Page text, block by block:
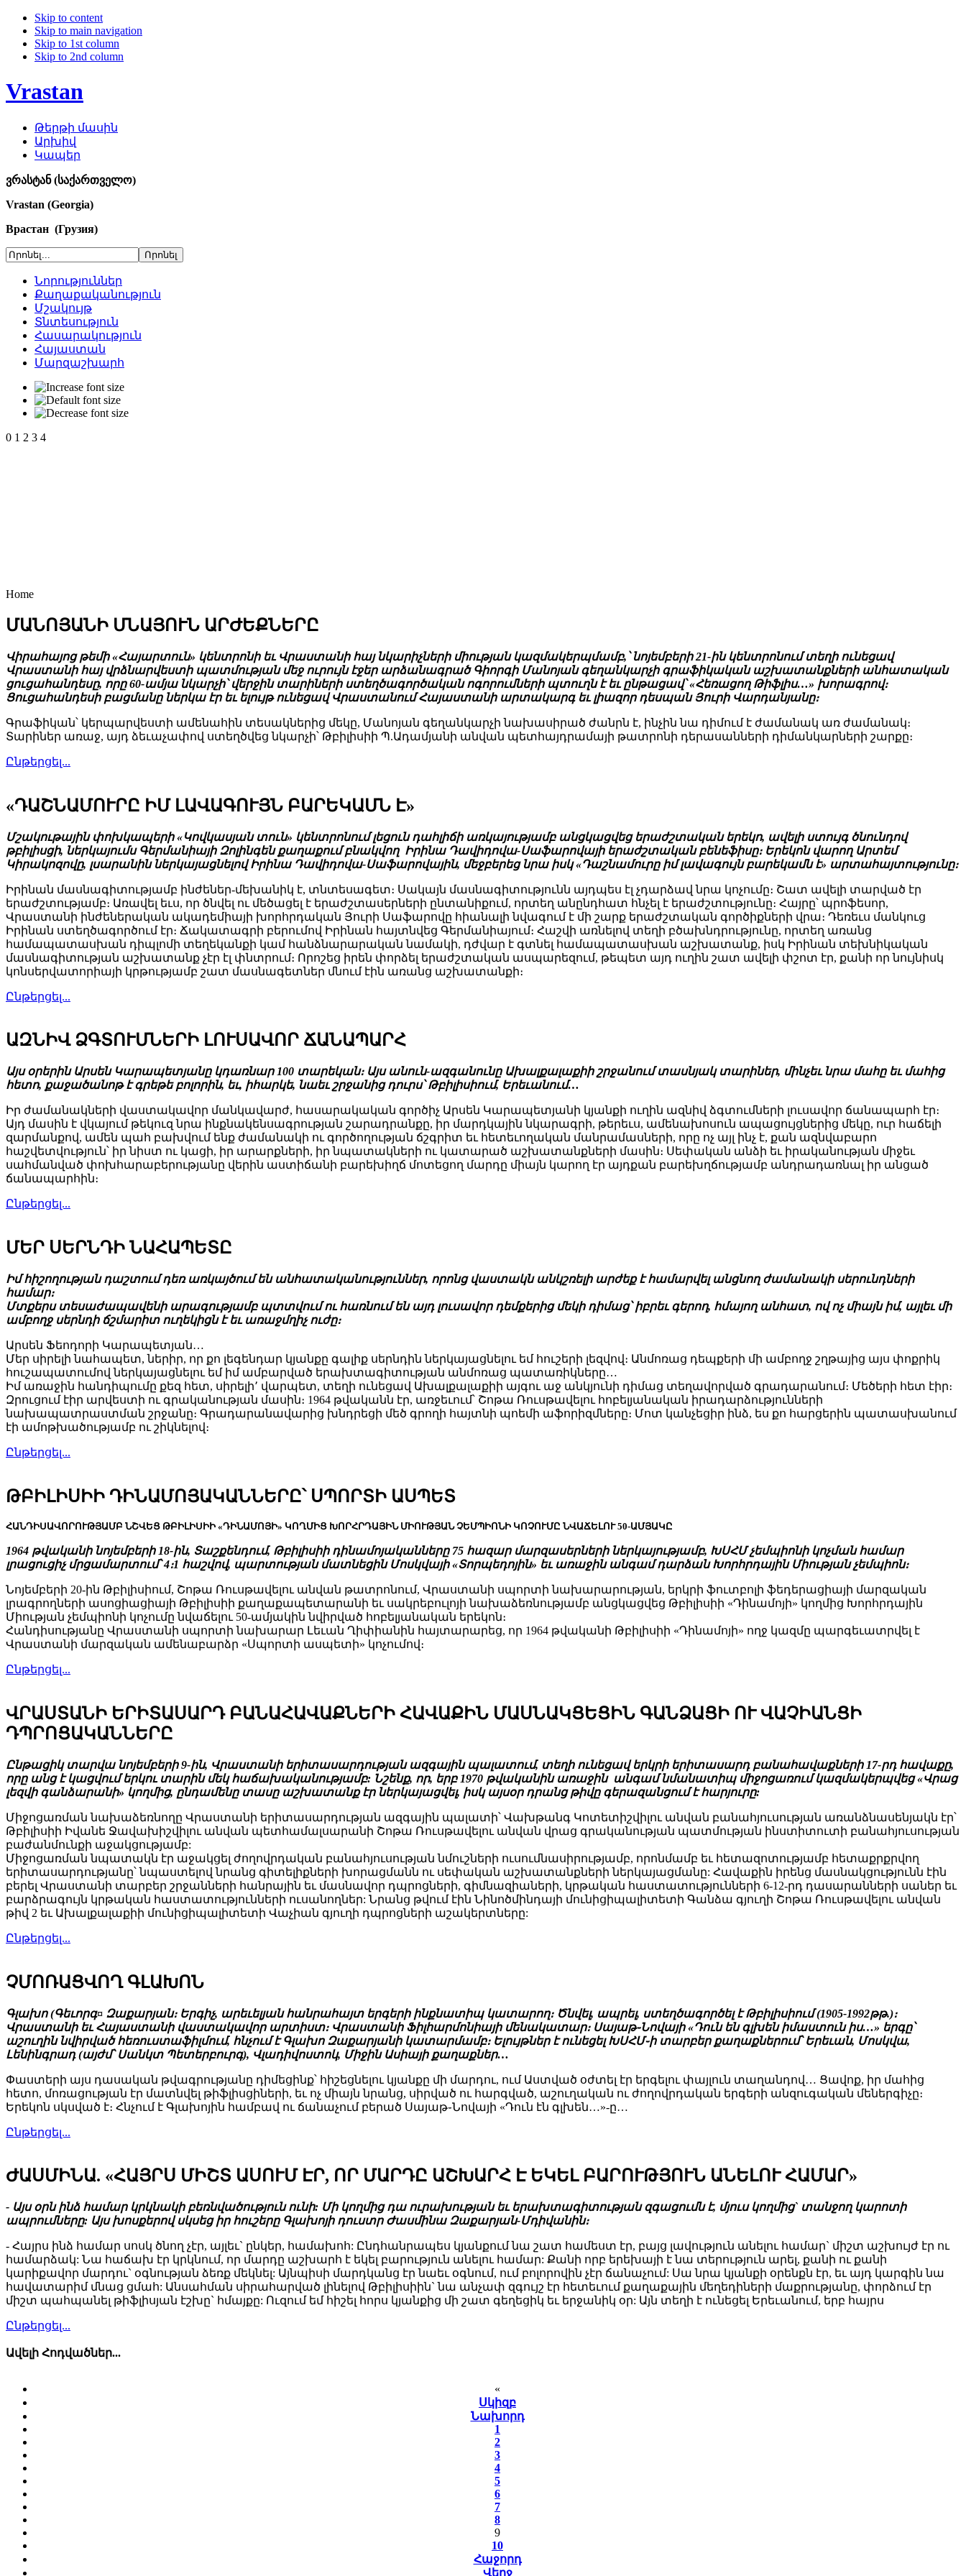
Skip to content
Skip to main navigation
Skip to 1st column
Skip to 2nd column
Vrastan
Թերթի մասին
Արխիվ
Կապեր
ვრასტან (საქართველო)
Vrastan (Georgia)
Врастан (Грузия)
Նորություններ
Քաղաքականություն
Մշակույթ
Տնտեսություն
Հասարակություն
Հայաստան
Մարզաշխարհ
0 1 2 3 4
Home
ՄԱՆՈՅԱՆԻ ՄՆԱՅՈՒՆ ԱՐԺԵՔՆԵՐԸ
Վիրահայոց թեմի «Հայարտուն» կենտրոնի եւ Վրաստանի հայ նկարիչների միության կազմակերպմամբ,՝ նոյեմբերի 21-ին կենտրոնում տեղի ունեցավ
Վրաստանի հայ վրձնարվեստի պատմության մեջ ուրույն էջեր արձանագրած Գիորգի Մանոյան գեղանկարչի գրաֆիկական աշխատանքների անհատական
ցուցահանդեսը, որը 60-ամյա նկարչի՝ վերջին տարիների ստեղծագործական ոգորումների պտուղն է եւ ընթացավ՝ «Հեռացող Թիֆլիս…» խորագրով։
Ցուցահանդեսի բացմանը ներկա էր եւ ելույթ ունեցավ Վրաստանում Հայաստանի արտակարգ եւ լիազոր դեսպան Յուրի Վարդանյանը։
Գրաֆիկան՝ կերպարվեստի ամենահին տեսակներից մեկը, Մանոյան գեղանկարչի նախասիրած ժանրն է, ինչին նա դիմում է ժամանակ առ ժամանակ։
Տարիներ առաջ, այդ ձեւաչափով ստեղծվեց նկարչի՝ Թբիլիսիի Պ.Ադամյանի անվան պետհայդրամայի թատրոնի դերասանների դիմանկարների շարքը։
Ընթերցել...
«ԴԱՇՆԱՄՈՒՐԸ ԻՄ ԼԱՎԱԳՈՒՅՆ ԲԱՐԵԿԱՄՆ Է»
Մշակութային փոխկապերի «Կովկասյան տուն» կենտրոնում լեցուն դահլիճի առկայությամբ անցկացվեց երաժշտական երեկո, ավելի ստույգ ծնունդով
թբիլիսցի, ներկայումս Գերմանիայի Զոլինգեն քաղաքում բնակվող Իրինա Դավիդովա-Սաֆարովայի երաժշտական բենեֆիսը։ Երեկոն վարող Արտեմ
Կիրակոզովը, լսարանին ներկայացնելով Իրինա Դավիդովա-Սաֆարովային, մեջբերեց նրա իսկ «Դաշնամուրը իմ լավագույն բարեկամն է» արտահայտությունը։
Իրինան մասնագիտությամբ ինժեներ-մեխանիկ է, տնտեսագետ։ Սակայն մասնագիտությունն այդպես էլ չդարձավ նրա կոչումը։ Շատ ավելի տարված էր
երաժշտությամբ։ Առավել եւս, որ ծնվել ու մեծացել է երաժշտասերների ընտանիքում, որտեղ անընդհատ հնչել է երաժշտությունը։ Հայրը՝ պրոֆեսոր,
Վրաստանի ինժեներական ակադեմիայի խորհրդական Յուրի Սաֆարովը հիանալի նվագում է մի շարք երաժշտական գործիքների վրա։ Դեռեւս մանկուց
Իրինան ստեղծագործում էր։ Ճակատագրի բերումով Իրինան հայտնվեց Գերմանիայում։ Հաշվի առնելով տեղի բծախնդրությունը, որտեղ առանց
համապատասխան դիպլոմի տեղեկանքի կամ հանձնարարական նամակի, դժվար է գտնել համապատասխան աշխատանք, իսկ Իրինան տեխնիկական
մասնագիտության աշխատանք չէր էլ փնտրում։ Որոշեց իրեն փորձել երաժշտական ասպարեզում, թեպետ այդ ուղին շատ ավելի փշոտ էր, քանի որ նույնիսկ
կոնսերվատորիայի կրթությամբ շատ մասնագետներ մնում էին առանց աշխատանքի։
Ընթերցել...
ԱԶՆԻՎ ՁԳՏՈՒՄՆԵՐԻ ԼՈՒՍԱՎՈՐ ՃԱՆԱՊԱՐՀ
Այս օրերին Արսեն Կարապետյանը կդառնար 100 տարեկան։ Այս անուն-ազգանունը Ախալքալաքիի շրջանում տասնյակ տարիներ, մինչեւ նրա մահը եւ մահից
հետո, քաջածանոթ է գրեթե բոլորին, եւ, իհարկե, նաեւ շրջանից դուրս՝ Թբիլիսիում, Երեւանում…
Իր ժամանակների վաստակավոր մանկավարժ, հասարակական գործիչ Արսեն Կարապետյանի կյանքի ուղին ազնիվ ձգտումների լուսավոր ճանապարհ էր։
Այդ մասին է վկայում թեկուզ նրա ինքնակենսագրության շարադրանքը, իր մարդկային նկարագրի, թերեւս, ամենախոսուն ապացույցներից մեկը, ուր հաճելի
զարմանքով, ամեն պահ բախվում ենք ժամանակի ու գործողության ճշգրիտ եւ հետեւողական մանրամասների, որը ոչ այլ ինչ է, քան ազնվաբարո
հաշվետվություն՝ իր նիստ ու կացի, իր արարքների, իր նպատակների ու կատարած աշխատանքների մասին։ Սեփական անձի եւ իրականության միջեւ
սահմանված փոխհարաբերությանը վերին աստիճանի բարեխիղճ մոտեցող մարդը միայն կարող էր այդքան բարեխղճությամբ անդրադառնալ իր անցած
ճանապարհին։
Ընթերցել...
ՄԵՐ ՍԵՐՆԴԻ ՆԱՀԱՊԵՏԸ
Իմ հիշողության դաշտում դեռ առկայծում են անհատականություններ, որոնց վաստակն անկշռելի արժեք է համարվել անցնող ժամանակի սերունդների
համար։
Մտքերս տեսաժապավենի արագությամբ պտտվում ու հառնում են այդ լուսավոր դեմքերից մեկի դիմաց՝ իբրեւ գերող, հմայող անհատ, ով ոչ միայն իմ, այլեւ մի
ամբողջ սերնդի ճշմարիտ ուղեկիցն է եւ առաջմղիչ ուժը։
Արսեն Ֆեոդորի Կարապետյան…
Մեր սիրելի նահապետ, ներիր, որ քո լեգենդար կյանքը գալիք սերնդին ներկայացնելու եմ հուշերի լեզվով։ Անմոռաց դեպքերի մի ամբողջ շղթայից այս փոքրիկ
հուշապատումով ներկայացնելու եմ իմ ամբարված երախտագիտության անմոռաց պատառիկները…
Իմ առաջին հանդիպումը քեզ հետ, սիրելի՚ վարպետ, տեղի ունեցավ Ախալքալաքիի այգու աջ անկյունի դիմաց տեղավորված գրադարանում։ Մեծերի հետ էիր։
Զրուցում էիր արվեստի ու գրականության մասին։ 1964 թվականն էր, առջեւում՝ Շոթա Ռուսթավելու հոբելյանական իրադարձությունների
նախապատրաստման շրջանը։ Գրադարանավարից խնդրեցի մեծ գրողի հայտնի պոեմի աֆորիզմները։ Մոտ կանչեցիր ինձ, ես քո հարցերին պատասխանում
էի ամոթխածությամբ ու շիկնելով։
Ընթերցել...
ԹԲԻԼԻՍԻԻ ԴԻՆԱՄՈՅԱԿԱՆՆԵՐԸ՝ ՍՊՈՐՏԻ ԱՍՊԵՏ
ՀԱՆԴԻՍԱՎՈՐՈՒԹՅԱՄԲ ՆՇՎԵՑ ԹԲԻԼԻՍԻԻ «ԴԻՆԱՄՈՅԻ» ԿՈՂՄԻՑ ԽՈՐՀՐԴԱՅԻՆ ՄԻՈՒԹՅԱՆ ՉԵՄՊԻՈՆԻ ԿՈՉՈՒՄԸ ՆՎԱՃԵԼՈՒ 50-ԱՄՅԱԿԸ
1964 թվականի նոյեմբերի 18-ին, Տաշքենդում, Թբիլիսիի դինամոյականները 75 հազար մարզասերների ներկայությամբ, ԽՍՀՄ չեմպիոնի կոչման համար
լրացուցիչ մրցամարտում՝ 4։1 հաշվով, պարտության մատնեցին Մոսկվայի «Տորպեդոյին» եւ առաջին անգամ դարձան Խորհրդային Միության չեմպիոն։
Նոյեմբերի 20-ին Թբիլիսիում, Շոթա Ռուսթավելու անվան թատրոնում, Վրաստանի սպորտի նախարարության, երկրի ֆուտբոլի ֆեդերացիայի մարզական
լրագրողների ասոցիացիայի Թբիլիսիի քաղաքապետարանի եւ սակրեբուլոյի նախաձեռնությամբ անցկացվեց Թբիլիսիի «Դինամոյի» կողմից Խորհրդային
Միության չեմպիոնի կոչումը նվաճելու 50-ամյակին նվիրված հոբելյանական երեկոն։
Հանդիսությանը Վրաստանի սպորտի նախարար Լեւան Ղիփիանին հայտարարեց, որ 1964 թվականի Թբիլիսիի «Դինամոյի» ողջ կազմը պարգեւատրվել է
Վրաստանի մարզական ամենաբարձր «Սպորտի ասպետի» կոչումով։
Ընթերցել...
ՎՐԱՍՏԱՆԻ ԵՐԻՏԱՍԱՐԴ ԲԱՆԱՀԱՎԱՔՆԵՐԻ ՀԱՎԱՔԻՆ ՄԱՍՆԱԿՑԵՑԻՆ ԳԱՆՁԱՑԻ ՈՒ ՎԱՉԻԱՆՑԻ
ԴՊՐՈՑԱԿԱՆՆԵՐԸ
Ընթացիկ տարվա նոյեմբերի 9-ին, Վրաստանի երիտասարդության ազգային պալատում, տեղի ունեցավ երկրի երիտասարդ բանահավաքների 17-րդ հավաքը,
որը անց է կացվում երկու տարին մեկ հաճախականությամբ: Նշենք, որ, երբ 1970 թվականին առաջին անգամ նմանատիպ միջոցառում կազմակերպվեց «Վրաց
լեզվի գանձարանի» կողմից, ընդամենը տասը աշխատանք էր ներկայացվել, իսկ այսօր դրանց թիվը գերազանցում է հարյուրը:
Միջոցառման նախաձեռնողը Վրաստանի երիտասարդության ազգային պալատի՝ Վախթանգ Կոտետիշվիլու անվան բանահյուսության առանձնասենյակն էր՝
Թբիլիսիի Իվանե Ջավախիշվիլու անվան պետհամալսարանի Շոթա Ռուսթավելու անվան վրաց գրականության պատմության ինստիտուտի բանահյուսության
բաժանմունքի աջակցությամբ:
Միջոցառման նպատակն էր աջակցել ժողովրդական բանահյուսության նմուշների ուսումնասիրությամբ, որոնմամբ եւ հետազոտությամբ հետաքրքրվող
երիտասարդությանը՝ նպաստելով նրանց գիտելիքների խորացմանն ու սեփական աշխատանքների ներկայացմանը: Հավաքին իրենց մասնակցությունն էին
բերել Վրաստանի տարբեր շրջանների հանրային եւ մասնավոր դպրոցների, գիմնազիաների, կրթական հաստատությունների 6-12-րդ դասարանների սաներ եւ
բարձրագույն կրթական հաստատությունների ուսանողներ: Նրանց թվում էին Նինոծմինդայի մունիցիպալիտետի Գանձա գյուղի Շոթա Ռուսթավելու անվան
թիվ 2 եւ Ախալքալաքիի մունիցիպալիտետի Վաչիան գյուղի դպրոցների աշակերտները:
Ընթերցել...
ՉՄՈՌԱՑՎՈՂ ԳԼԱԽՈՆ
Գլախո (Գեւորգ¤ Զաքարյան։ Երգիչ, արեւելյան հանրահայտ երգերի ինքնատիպ կատարող։ Ծնվել, ապրել, ստեղծագործել է Թբիլիսիում (1905-1992թթ.)։
Վրաստանի եւ Հայաստանի վաստակավոր արտիստ։ Վրաստանի Ֆիլհարմոնիայի մենակատար։ Սայաթ֊Նովայի «Դուն են գլխեն իմաստուն իս…» երգը՝
աշուղին նվիրված հեռուստաֆիլմում, հնչում է Գլախո Զաքարյանի կատարմամբ։ Ելույթներ է ունեցել ԽՍՀՄ֊ի տարբեր քաղաքներում՝ Երեւան, Մոսկվա,
Լենինգրադ (այժմ՝ Սանկտ Պետերբուրգ), Վլադիվոստոկ, Միջին Ասիայի քաղաքներ…
Փաստերի այս դասական թվագրությանը դիմեցինք՝ հիշեցնելու կյանքը մի մարդու, ում Աստված օժտել էր երգելու փայլուն տաղանդով… Ցավոք, իր մահից
հետո, մոռացության էր մատնվել թիֆլիսցիների, եւ ոչ միայն նրանց, սիրված ու հարգված, աշուղական ու ժողովրդական երգերի անզուգական մեներգիչը։
Երեկոն սկսված է։ Հնչում է Գլախոյին համբավ ու ճանաչում բերած Սայաթ֊Նովայի «Դուն էն գլխեն…»-ը…
Ընթերցել...
ԺԱՍՄԻՆԱ. «ՀԱՅՐՍ ՄԻՇՏ ԱՍՈՒՄ ԷՐ, ՈՐ ՄԱՐԴԸ ԱՇԽԱՐՀ Է ԵԿԵԼ ԲԱՐՈՒԹՅՈՒՆ ԱՆԵԼՈՒ ՀԱՄԱՐ»
- Այս օրն ինձ համար կրկնակի բեռնվածություն ունի: Մի կողմից դա ուրախության եւ երախտագիտության զգացումն է, մյուս կողմից` տանջող կարոտի
ապրումները: Այս խոսքերով սկսեց իր հուշերը Գլախոյի դուստր Ժասմինա Զաքարյան-Մդիվանին։
- Հայրս ինձ համար սոսկ ծնող չէր, այլեւ` ընկեր, համախոհ: Ընդհանրապես կյանքում նա շատ համեստ էր, բայց լավություն անելու համար` միշտ աշխույժ էր ու
համարձակ: Նա հաճախ էր կրկնում, որ մարդը աշխարհ է եկել բարություն անելու համար: Քանի որբ երեխայի է նա տերություն արել, քանի ու քանի
կարիքավոր մարդու` օգնության ձեռք մեկնել: Այնպիսի մարդկանց էր նաեւ օգնում, ում բոլորովին չէր ճանաչում: Սա նրա կյանքի օրենքն էր, եւ այդ կարգին նա
հավատարիմ մնաց ցմահ: Անսահման սիրահարված լինելով Թբիլիսիին` նա անչափ զգույշ էր հետեւում քաղաքային մեղեդիների մաքրությանը, փորձում էր
միշտ պահպանել թիֆլիսյան էշխը` հմայքը: Ուզում եմ հիշել հորս կյանքից մի շատ գեղեցիկ եւ երջանիկ օր: Այն տեղի է ունեցել Երեւանում, երբ հայրս
Ընթերցել...
Ավելի Հոդվածներ...
«
Սկիզբ
Նախորդ
1
2
3
4
5
6
7
8
9
10
Հաջորդ
Վերջ